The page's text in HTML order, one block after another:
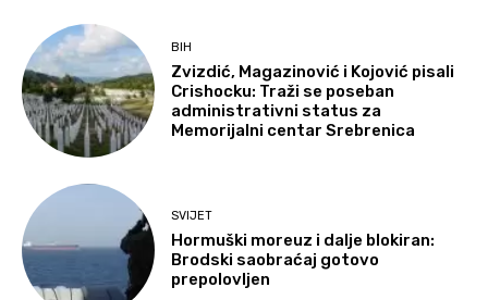
BIH
Zvizdić, Magazinović i Kojović pisali
Crishocku: Traži se poseban
administrativni status za
Memorijalni centar Srebrenica
SVIJET
Hormuški moreuz i dalje blokiran:
Brodski saobraćaj gotovo
prepolovljen